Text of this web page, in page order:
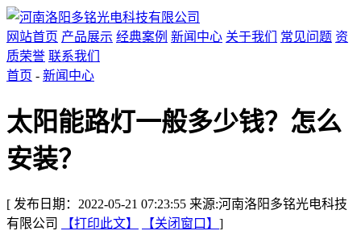
网站首页 产品展示 经典案例 新闻中心 关于我们 常见问题 资
质荣誉 联系我们
首页 - 新闻中心
太阳能路灯一般多少钱？怎么
安装？
[ 发布日期：2022-05-21 07:23:55 来源:河南洛阳多铭光电科技
有限公司
【打印此文】 【关闭窗口】 ]